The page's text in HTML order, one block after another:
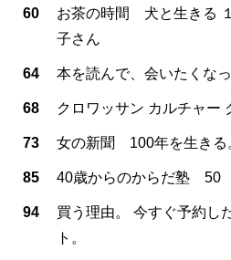
60
お茶の時間 犬と生きる
子さん
64 本を読んで、会いたくなっ
68 クロワッサン カルチャー
73 女の新聞 100年を生きる
85 40歳からのからだ塾 50
94
買う理由。 今すぐ予約し
ト。